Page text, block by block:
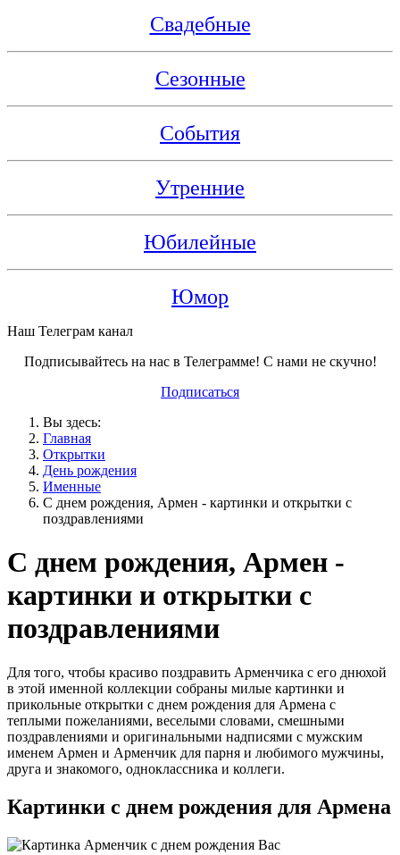
Свадебные
Сезонные
События
Утренние
Юбилейные
Юмор
Наш Телеграм канал
Подписывайтесь на нас в Телеграмме! С нами не скучно!
Подписаться
Вы здесь:
Главная
Открытки
День рождения
Именные
С днем рождения, Армен - картинки и открытки с
поздравлениями
С днем рождения, Армен -
картинки и открытки с
поздравлениями
Для того, чтобы красиво поздравить Арменчика с его днюхой
в этой именной коллекции собраны милые картинки и
прикольные открытки с днем рождения для Армена с
теплыми пожеланиями, веселыми словами, смешными
поздравлениями и оригинальными надписями с мужским
именем Армен и Арменчик для парня и любимого мужчины,
друга и знакомого, одноклассника и коллеги.
Картинки с днем рождения для Армена